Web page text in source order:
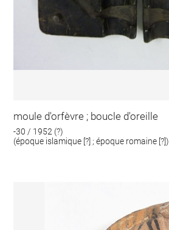
moule d'orfèvre ; boucle d'oreille
-30 / 1952 (?)
(époque islamique [?] ; époque romaine [?])